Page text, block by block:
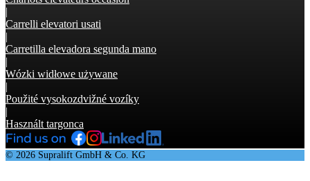
|
Carrelli elevatori usati
|
Carretilla elevadora segunda mano
|
Wózki widłowe używane
|
Použité vysokozdvižné vozíky
|
Használt targonca
© 2026 Supralift GmbH & Co. KG